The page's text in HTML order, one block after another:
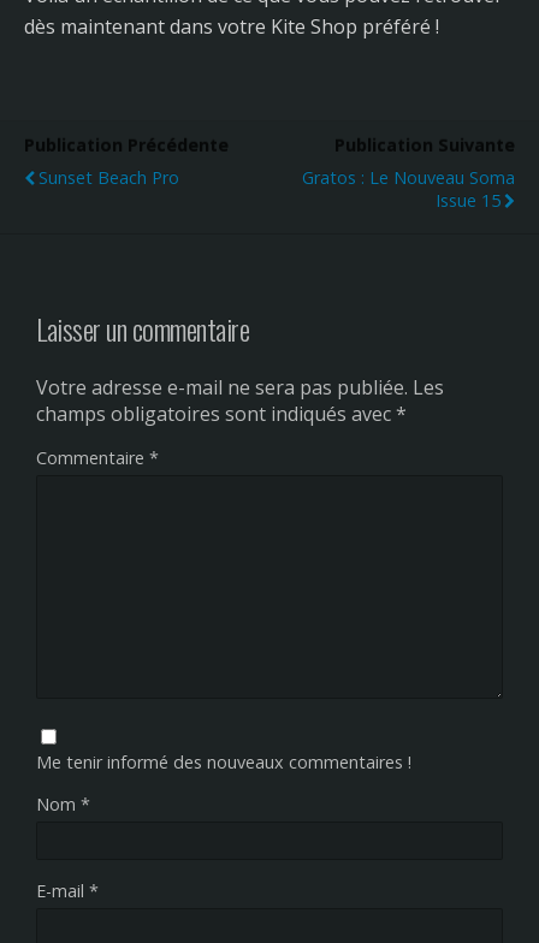
dès maintenant dans votre Kite Shop préféré !
Publication Précédente
Sunset Beach Pro
Publication Suivante
Gratos : Le Nouveau Soma
Issue 15
Laisser un commentaire
Votre adresse e-mail ne sera pas publiée. Les
champs obligatoires sont indiqués avec*
Commentaire *
Me tenir informé des nouveaux commentaires !
Nom *
E-mail *